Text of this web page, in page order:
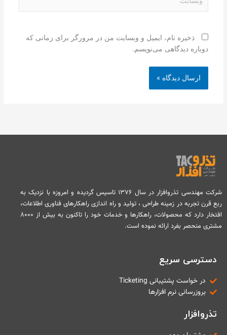
ذخیره نام، ایمیل و وبسایت من در مرورگر برای زمانی که
دوباره دیدگاهی می‌نویسم.
شرکت مهندسی تذروافزار در سال ۱۳۷۶ تاسیس گردیده و امروزه با نزدیک به
ربع قرن تجربه در زمینه طراحی ، تولید و راه اندازی راهکارهای فناوری اطلاعات،
افتخار دارد که محصولات، راهکارها و خدمات خود را تاکنون به بیش از ۸۰۰۰
مشتری منحصر بفرد ارائه نموده است.
دسترسی سریع
در خواست پشتیبانی Ticketing
بروزرسانی نرم افزارها
تذروافزار